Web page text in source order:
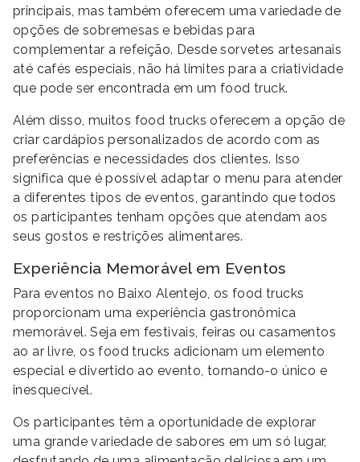
principais, mas também oferecem uma variedade de
opções de sobremesas e bebidas para
complementar a refeição. Desde sorvetes artesanais
até cafés especiais, não há limites para a criatividade
que pode ser encontrada em um food truck.
Além disso, muitos food trucks oferecem a opção de
criar cardápios personalizados de acordo com as
preferências e necessidades dos clientes. Isso
significa que é possível adaptar o menu para atender
a diferentes tipos de eventos, garantindo que todos
os participantes tenham opções que atendam aos
seus gostos e restrições alimentares.
Experiência Memorável em Eventos
Para eventos no Baixo Alentejo, os food trucks
proporcionam uma experiência gastronômica
memorável. Seja em festivais, feiras ou casamentos
ao ar livre, os food trucks adicionam um elemento
especial e divertido ao evento, tornando-o único e
inesquecível.
Os participantes têm a oportunidade de explorar
uma grande variedade de sabores em um só lugar,